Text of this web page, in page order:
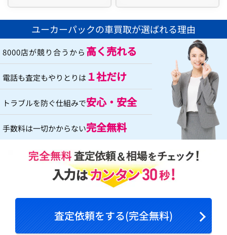
ユーカーパックの車買取が選ばれる理由
8000店が競り合うから 高く売れる
電話も査定もやりとりは １社だけ
トラブルを防ぐ仕組みで安心・安全
手数料は一切かからない完全無料
査定依頼をする(完全無料)